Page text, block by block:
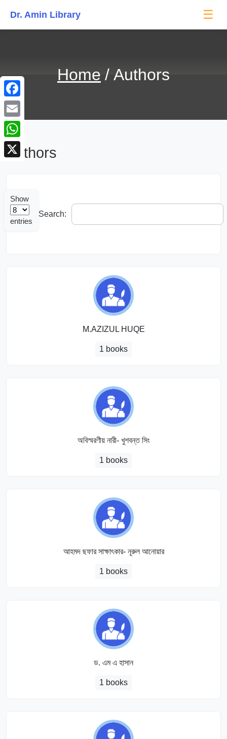
Dr. Amin Library ☰
Home Authors
Authors
Show
entries
Search:
M.AZIZUL HUQE
1 books
অবিস্মরণীয় নারী- খুশবন্ত সিং
1 books
আহমদ ছফার সাক্ষাৎকার- নূরুল আনোয়ার
1 books
ড. এম এ হাসান
1 books
Facebook
Email
WhatsApp